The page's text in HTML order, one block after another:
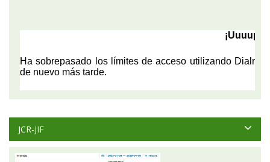
JCR-JIF